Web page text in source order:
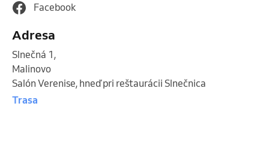
Facebook
Adresa
Slnečná 1 ,
Malinovo
Salón Verenise, hneď pri reštaurácii Slnečnica
Trasa